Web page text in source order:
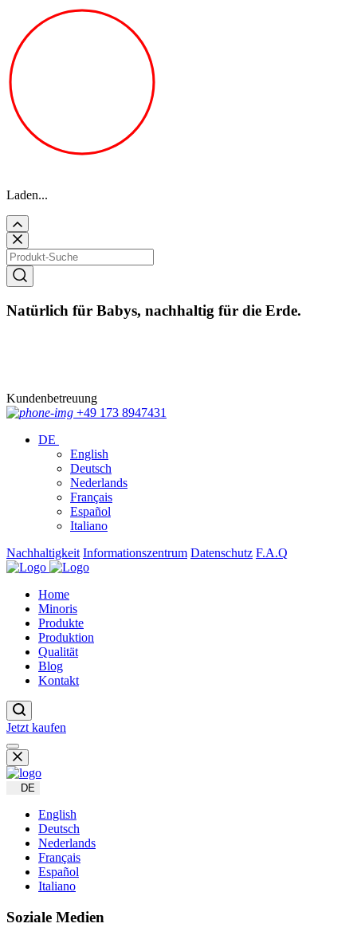
Laden...
Natürlich für Babys, nachhaltig für die Erde.
Kundenbetreuung
+49 173 8947431
DE
English
Deutsch
Nederlands
Français
Español
Italiano
Nachhaltigkeit Informationszentrum Datenschutz F.A.Q
Home
Minoris
Produkte
Produktion
Qualität
Blog
Kontakt
Jetzt kaufen
DE
English
Deutsch
Nederlands
Français
Español
Italiano
Soziale Medien